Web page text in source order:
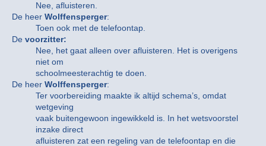
Nee, afluisteren.
De heer Wolffensperger:
Toen ook met de telefoontap.
De voorzitter:
Nee, het gaat alleen over afluisteren. Het is overigens
niet om
schoolmeesterachtig te doen.
De heer Wolffensperger:
Ter voorbereiding maakte ik altijd schema’s, omdat
wetgeving
vaak buitengewoon ingewikkeld is. In het wetsvoorstel
inzake direct
afluisteren zat een regeling van de telefoontap en die